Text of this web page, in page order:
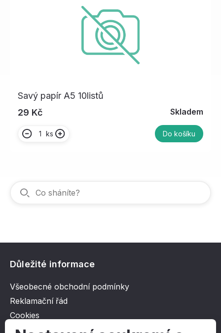
Savý papír A5 10listů
29 Kč
Skladem
ks Do košíku
Důležité informace
Všeobecné obchodní podmínky
Reklamační řád
Cookies
Ochrana osobních údajů